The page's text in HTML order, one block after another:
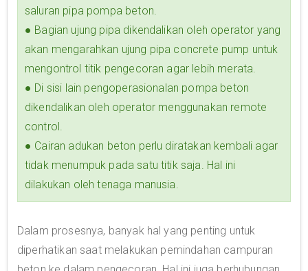
saluran pipa pompa beton.
● Bagian ujung pipa dikendalikan oleh operator yang
akan mengarahkan ujung pipa concrete pump untuk
mengontrol titik pengecoran agar lebih merata.
● Di sisi lain pengoperasionalan pompa beton
dikendalikan oleh operator menggunakan remote
control.
● Cairan adukan beton perlu diratakan kembali agar
tidak menumpuk pada satu titik saja. Hal ini
dilakukan oleh tenaga manusia.
Dalam prosesnya, banyak hal yang penting untuk
diperhatikan saat melakukan pemindahan campuran